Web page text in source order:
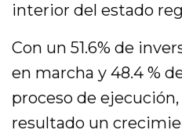
interior del estado
Con un 51.6% de
en marcha y 48.4 %
proceso de
resultado un